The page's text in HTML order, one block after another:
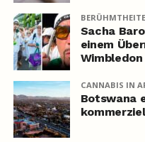
Sacha
einem
CANNABIS IN
Botswana